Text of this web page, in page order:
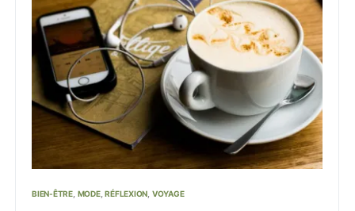
BIEN-ÊTRE MODE RÉFLEXION VOYAGE